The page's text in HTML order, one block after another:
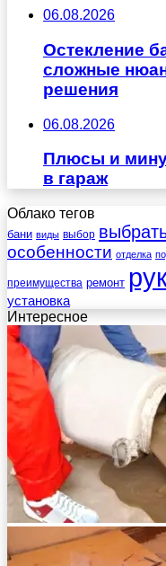
06.08.2026
Остекление
сложные
решения
06.08.2026
Плюсы и
в гараж
Облако тегов
бани виды выбор
особенности отделка
преимущества ремонт
установка
Интересное